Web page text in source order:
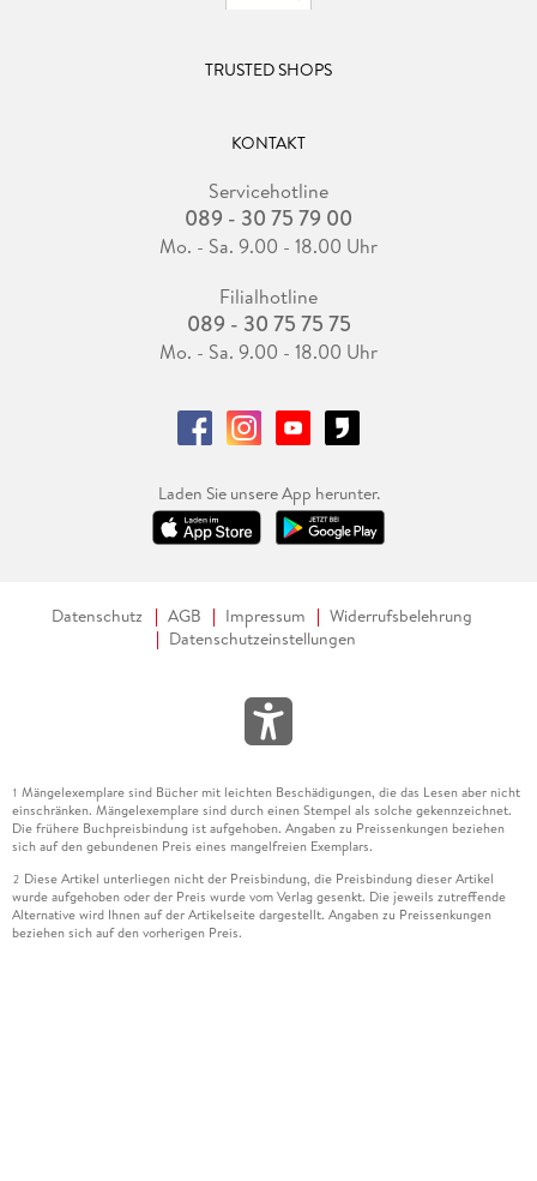
TRUSTED SHOPS
KONTAKT
Servicehotline
089 - 30 75 79 00
Mo. - Sa. 9.00 - 18.00 Uhr
Filialhotline
089 - 30 75 75 75
Mo. - Sa. 9.00 - 18.00 Uhr
Laden Sie unsere App herunter.
Datenschutz AGB Impressum
Widerrufsbelehrung
Datenschutzeinstellungen
1 Mängelexemplare sind Bücher mit leichten Beschädigungen, die das Lesen aber nicht
einschränken. Mängelexemplare sind durch einen Stempel als solche gekennzeichnet.
Die frühere Buchpreisbindung ist aufgehoben. Angaben zu Preissenkungen beziehen
sich auf den gebundenen Preis eines mangelfreien Exemplars.
2 Diese Artikel unterliegen nicht der Preisbindung, die Preisbindung dieser Artikel
wurde aufgehoben oder der Preis wurde vom Verlag gesenkt. Die jeweils zutreffende
Alternative wird Ihnen auf der Artikelseite dargestellt. Angaben zu Preissenkungen
beziehen sich auf den vorherigen Preis.